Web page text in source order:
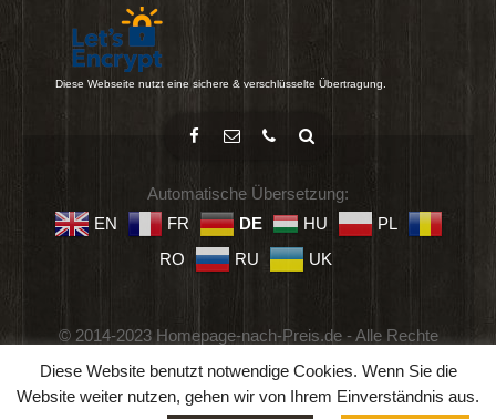
Diese Webseite nutzt eine sichere & verschlüsselte Übertragung.
Automatische Übersetzung:
EN
FR DE HU
PL
RO
RU UK
© 2014-2023 Homepage-nach-Preis.de - Alle Rechte
Geschäftsbedingungen
Diese Website benutzt notwendige Cookies. Wenn Sie die
Website weiter nutzen, gehen wir von Ihrem Einverständnis aus.